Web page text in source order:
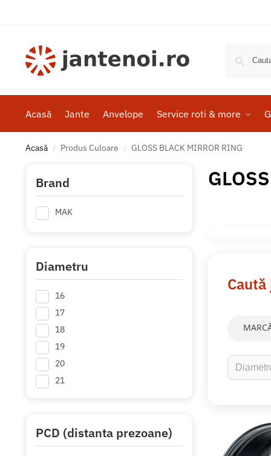
Acasă Jante Anvelope Service roti & more
Acasă / Produs Culoare / GLOSS BLACK MIRROR RING
Brand
MAK
Diametru
16
17
18
19
20
21
PCD (distanta prezoane)